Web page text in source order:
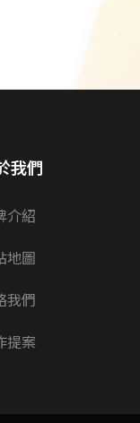
我們
介紹
地圖
我們
提案